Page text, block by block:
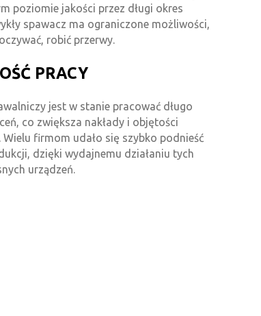
poziomie jakości przez długi okres
spawacz ma ograniczone możliwości,
robić przerwy.
PRACY
jest w stanie pracować długo
co zwiększa nakłady i objętości
Wielu firmom udało się szybko podnieść
dzięki wydajnemu działaniu tych
urządzeń.